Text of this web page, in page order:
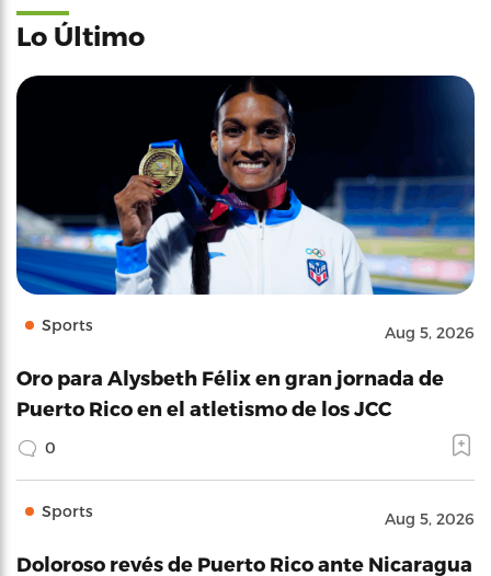
Lo Último
Sports Aug 5, 2026
Oro para Alysbeth Félix en gran jornada de
Puerto Rico en el atletismo de los JCC
0
Sports Aug 5, 2026
Doloroso revés de Puerto Rico ante Nicaragua